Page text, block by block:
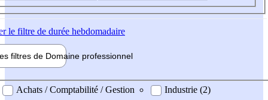
le filtre de durée hebdomadaire
filtres de Domaine professionnel
professionel
Achats / Comptabilité / Gestion
Industrie (2)